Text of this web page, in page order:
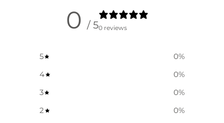
0 / 50 reviews
5 0%
4
0%
3
0%
2
0%